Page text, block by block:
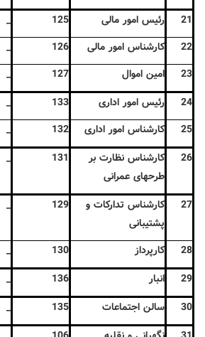
21 رئیس امور مالی 125
_
22
کارشناس امور مالی 126
_
23
امین اموال 127
_
24
رئیس امور اداری 133
_
25
کارشناس امور اداری 132
_
26
کارشناس نظارت بر
طرحهای عمرانی
131
_
27
کارشناس تدارکات و
پشتیبانی
129
_
28 کارپرداز 130
_
29
انبار 136
_
30
سالن اجتماعات 135
_